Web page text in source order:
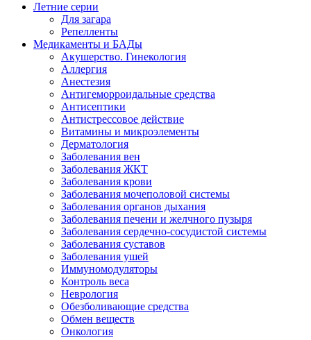
Летние серии
Для загара
Репелленты
Медикаменты и БАДы
Акушерство. Гинекология
Аллергия
Анестезия
Антигеморроидальные средства
Антисептики
Антистрессовое действие
Витамины и микроэлементы
Дерматология
Заболевания вен
Заболевания ЖКТ
Заболевания крови
Заболевания мочеполовой системы
Заболевания органов дыхания
Заболевания печени и желчного пузыря
Заболевания сердечно-сосудистой системы
Заболевания суставов
Заболевания ушей
Иммуномодуляторы
Контроль веса
Неврология
Обезболивающие средства
Обмен веществ
Онкология